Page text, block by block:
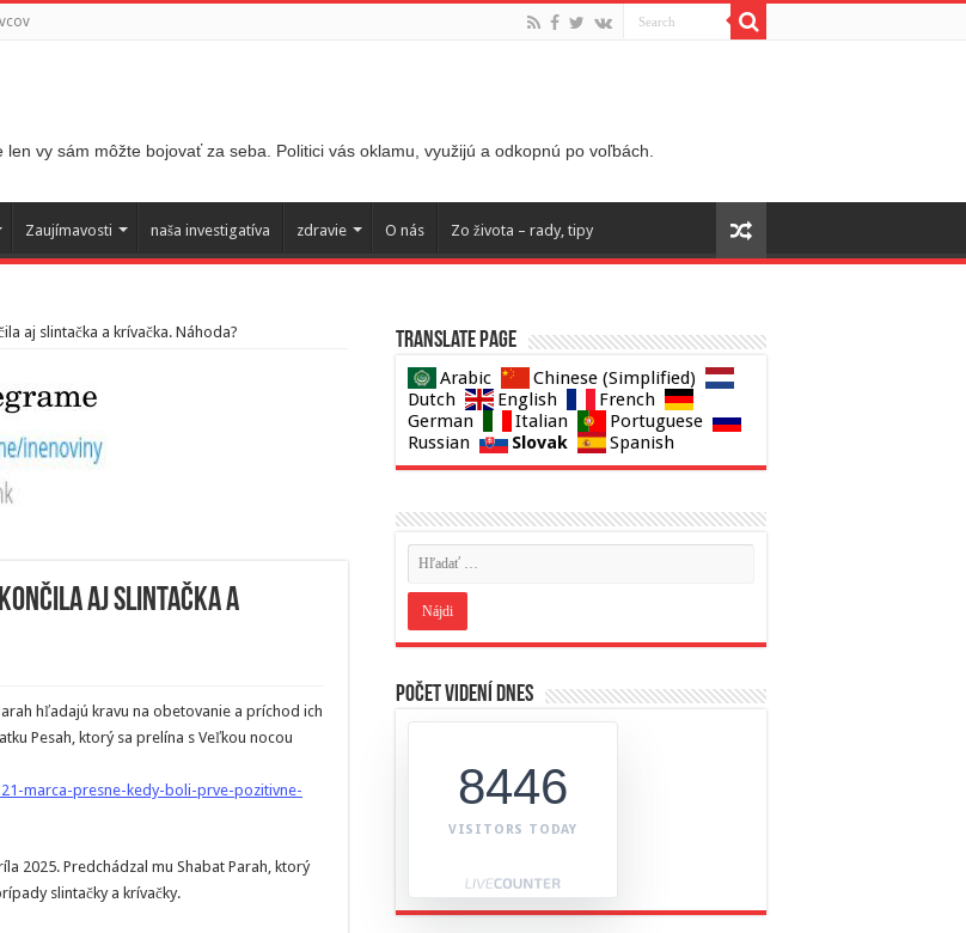
vy sám môžte bojovať za seba. Politici vás oklamu, využijú a odkopnú po voľbách.
Zaujímavosti naša investigatíva zdravie O nás Zo života – rady, tipy
aj slintačka a krívačka. Náhoda?
aj slintačka a
hľadajú kravu na obetovanie a príchod ich
Pesah, ktorý sa prelína s Veľkou nocou
marca-presne-kedy-boli-prve-pozitivne-
2025. Predchádzal mu Shabat Parah, ktorý
slintačky a krívačky.
Translate page
Arabic
Chinese (Simplified)
Dutch
English
French
German
Italian
Portuguese
Russian
Slovak Spanish
Počet videní dnes
8446
VISITORS TODAY